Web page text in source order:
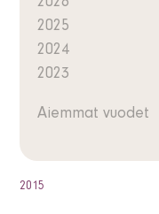
2026
2025
2024
2023
Aiemmat vuodet
2015